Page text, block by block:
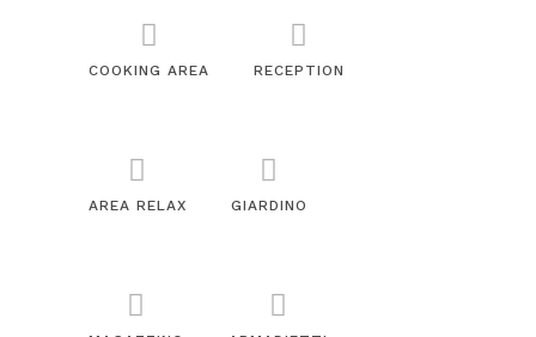
COOKING AREA RECEPTION
AREA RELAX GIARDINO